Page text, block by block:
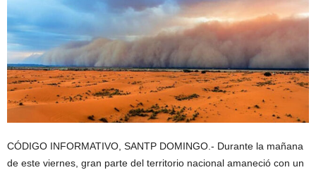
CÓDIGO INFORMATIVO, SANTP DOMINGO.- Durante la mañana
de este viernes, gran parte del territorio nacional amaneció con un